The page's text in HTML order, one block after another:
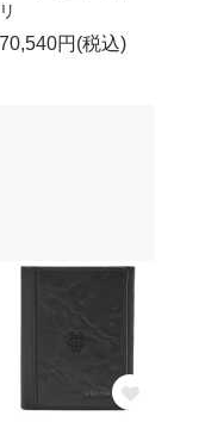
リ
70,540円(税込)